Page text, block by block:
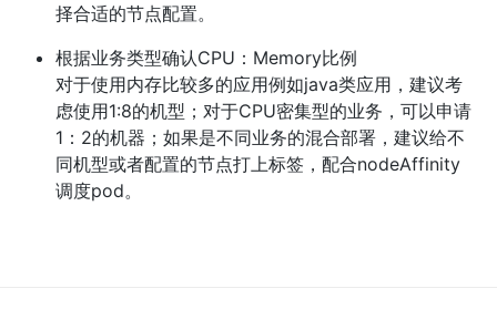
择合适的节点配置。
根据业务类型确认CPU：Memory比例
对于使用内存比较多的应用例如java类应用，建议考
虑使用1:8的机型；对于CPU密集型的业务，可以申请
1：2的机器；如果是不同业务的混合部署，建议给不
同机型或者配置的节点打上标签，配合nodeAffinity
调度pod。